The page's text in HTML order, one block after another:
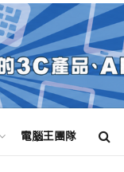
電腦王團隊